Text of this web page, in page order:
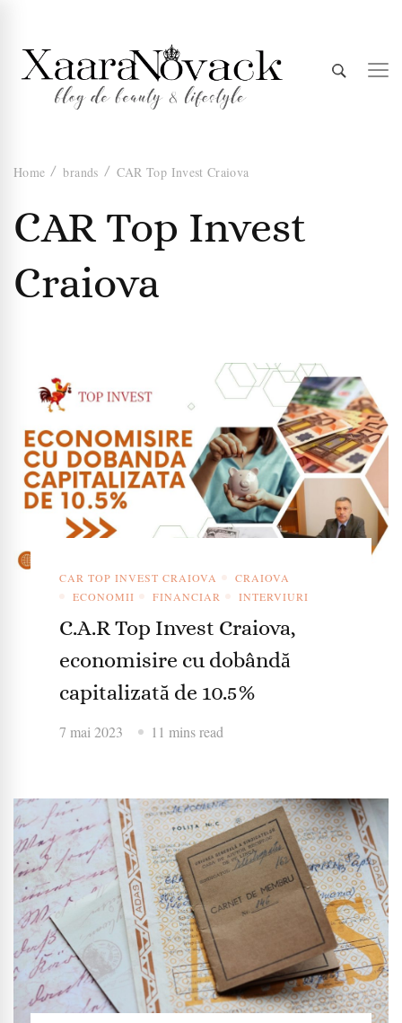
Xaara
Novack
Home brands CAR Top Invest Craiova
CAR Top Invest
Craiova
CAR TOP INVEST CRAIOVA
CRAIOVA
ECONOMII
FINANCIAR INTERVIURI
C.A.R Top Invest Craiova,
economisire cu dobândă
capitalizată de 10.5%
7 mai 2023 11 mins read